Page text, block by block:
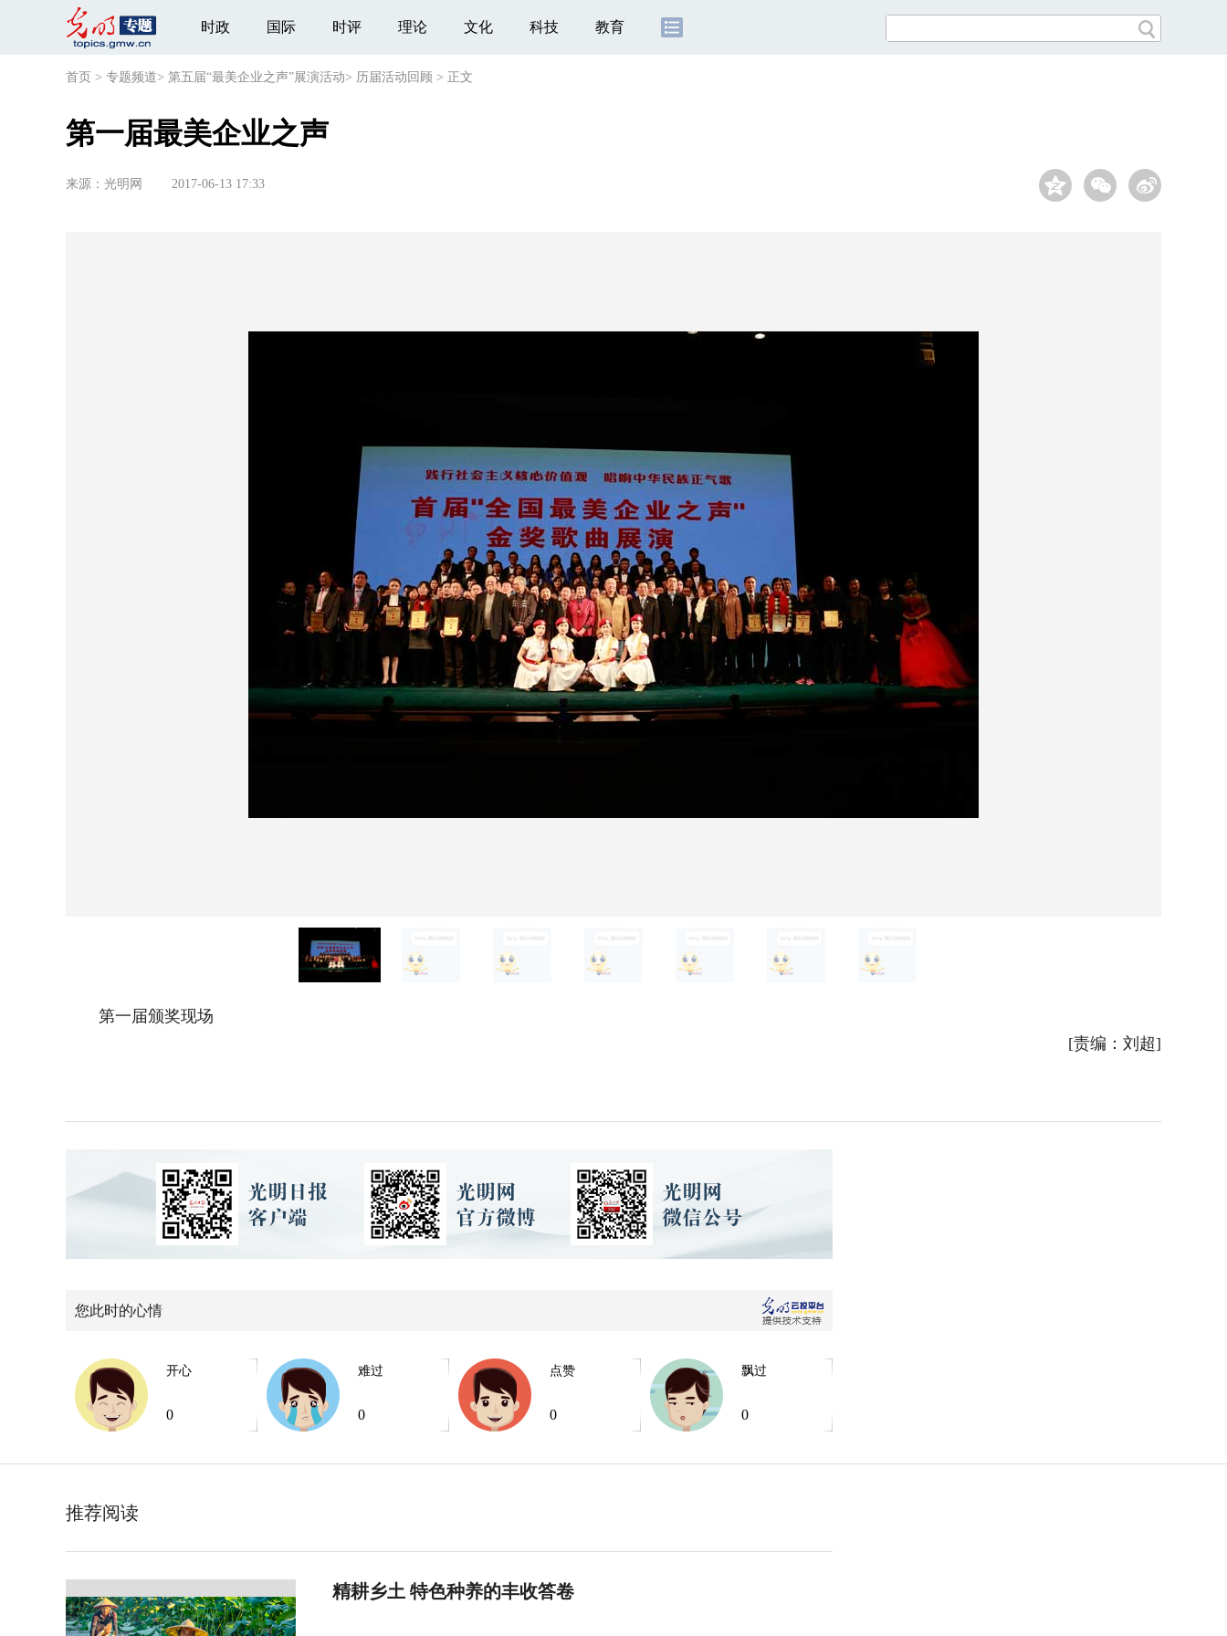
时政 国际 时评 理论 文化 科技 教育
首页 > 专题频道> 第五届“最美企业之声”展演活动> 历届活动回顾 > 正文
第一届最美企业之声
来源： 光明网 2017-06-13 17:33
第一届颁奖现场
[责编：刘超]
您此时的心情
开心
0
难过
0
点赞
0
飘过
0
推荐阅读
精耕乡土 特色种养的丰收答卷